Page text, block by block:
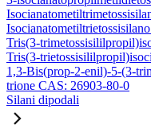
Tris(3-
Tris(3-
1,3-Bis(prop-2-enil)-5-(3-
trione CAS: 26903-80-0
Silani dipodali